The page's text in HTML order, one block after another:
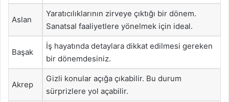
Aslan
Yaratıcılıklarının zirveye çıktığı bir dönem.
Sanatsal faaliyetlere yönelmek için ideal.
Başak
İş hayatında detaylara dikkat edilmesi gereken
bir dönemdesiniz.
Akrep
Gizli konular açığa çıkabilir. Bu durum
sürprizlere yol açabilir.